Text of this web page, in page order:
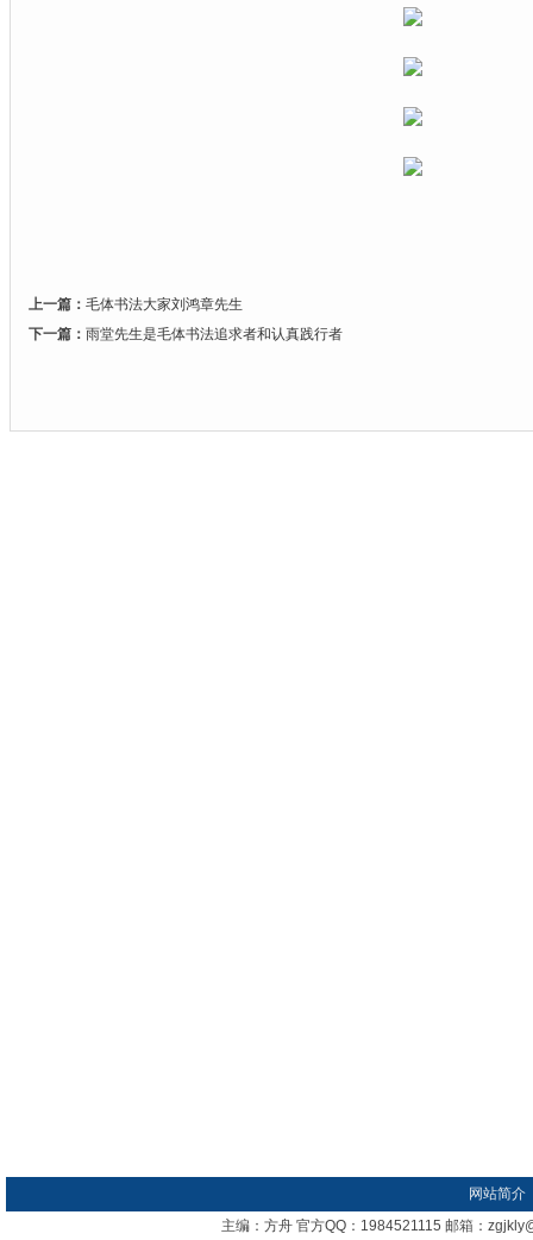
上一篇： 毛体书法大家刘鸿章先生
下一篇： 雨堂先生是毛体书法追求者和认真践行者
网站简介
主编：方舟 官方QQ：1984521115 邮箱：